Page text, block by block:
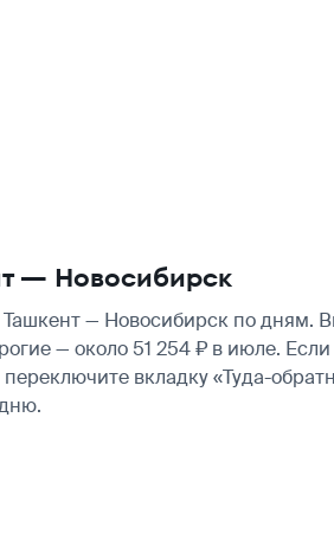
— Новосибирск
— Новосибирск по дням.
— около 51 254 ₽ в июле.
вкладку «Туда-